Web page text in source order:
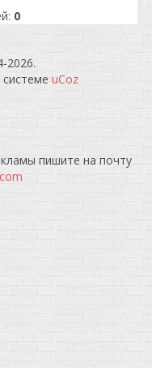
0
2026.
uCoz
пишите на почту